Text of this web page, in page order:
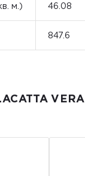
м.) 46.08
847.6
VERA